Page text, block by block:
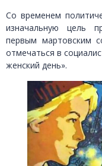
Со временем
изначальную цель
первым мартовским
отмечаться в
женский день».